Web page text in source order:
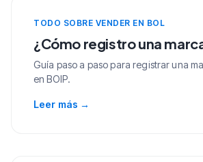
TODO SOBRE VENDER EN BOL
¿Cómo registro una
Guía paso a paso para registrar una
en BOIP.
Leer más →